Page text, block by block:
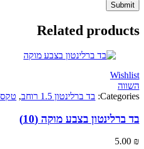
Related
בד ברלינטון 1.5 רוחב , טקסטיל
בצבע מוקה (10)